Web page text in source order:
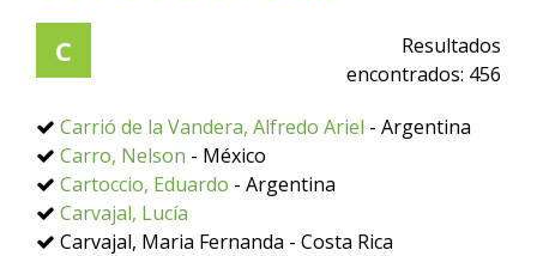
C
Resultados
encontrados: 456
Carrió de la Vandera, Alfredo Ariel - Argentina
Carro, Nelson - México
Cartoccio, Eduardo - Argentina
Carvajal, Lucía
Carvajal, Maria Fernanda - Costa Rica